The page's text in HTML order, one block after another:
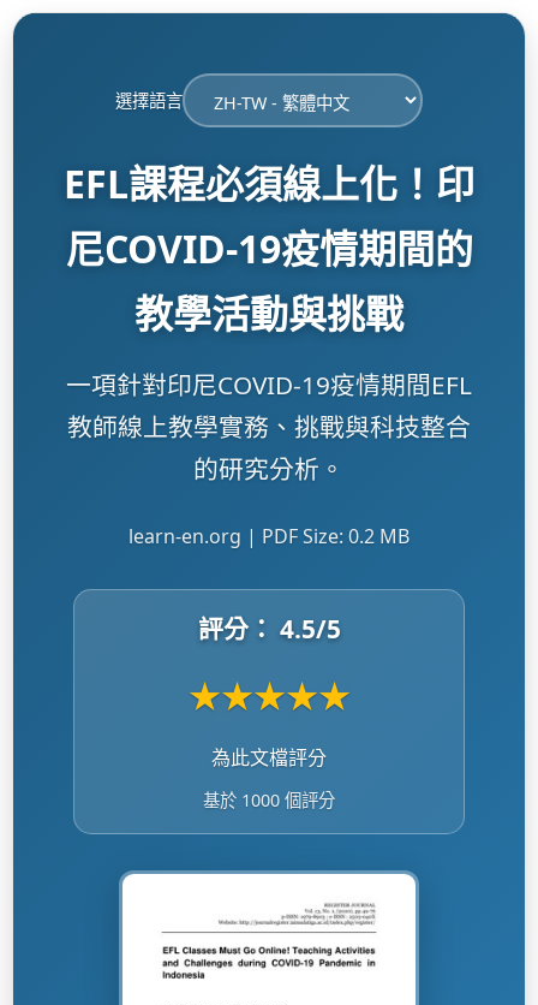
選擇語言
EFL課程必須線上化！印
尼COVID-19疫情期間的
教學活動與挑戰
一項針對印尼COVID-19疫情期間EFL
教師線上教學實務、挑戰與科技整合
的研究分析。
learn-en.org | PDF Size: 0.2 MB
評分： 4.5/5
★★★★★
為此文檔評分
基於 1000 個評分